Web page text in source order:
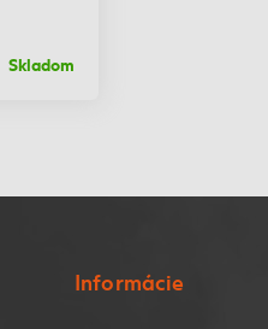
Skladom
Informácie